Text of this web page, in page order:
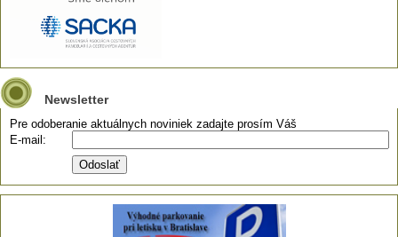
Newsletter
Pre odoberanie aktuálnych noviniek zadajte prosím Váš
E-mail: